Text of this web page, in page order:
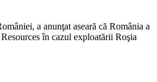
a anunţat aseară că România a
în cazul exploatării Roşia